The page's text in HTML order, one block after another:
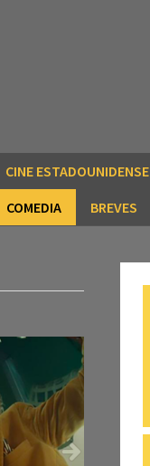
CINE ESTADOUNIDENSE
COMEDIA BREVES